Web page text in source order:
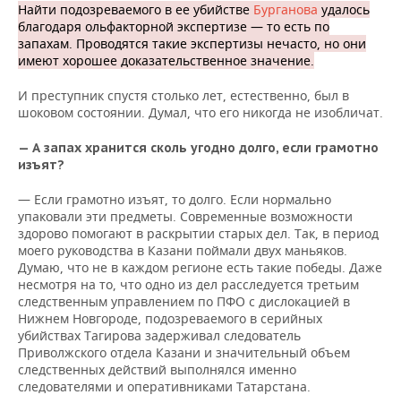
Найти подозреваемого в ее убийстве Бурганова удалось
благодаря ольфакторной экспертизе — то есть по
запахам. Проводятся такие экспертизы нечасто, но они
имеют хорошее доказательственное значение.
И преступник спустя столько лет, естественно, был в
шоковом состоянии. Думал, что его никогда не изобличат.
— А запах хранится сколь угодно долго, если грамотно
изъят?
— Если грамотно изъят, то долго. Если нормально
упаковали эти предметы. Современные возможности
здорово помогают в раскрытии старых дел. Так, в период
моего руководства в Казани поймали двух маньяков.
Думаю, что не в каждом регионе есть такие победы. Даже
несмотря на то, что одно из дел расследуется третьим
следственным управлением по ПФО с дислокацией в
Нижнем Новгороде, подозреваемого в серийных
убийствах Тагирова задерживал следователь
Приволжского отдела Казани и значительный объем
следственных действий выполнялся именно
следователями и оперативниками Татарстана.